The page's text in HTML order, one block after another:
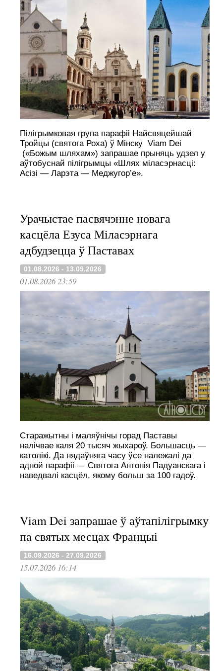
Пілігрымковая група парафіі Найсвяцейшай
Тройцы (святога Роха) ў Мінску Viam Dei
(«Божым шляхам») запрашае прыняць удзел у
аўтобуснай пілігрымцы «Шлях міласэрнасці:
Асізі — Ларэта — Меджугор’е».
Урачыстае пасвячэнне новага
касцёла Езуса Міласэрнага
адбудзецца ў Паставах
01.08.2026 - 13.09.2026
01.08.2026 23:59
Старажытны і маляўнічы горад Паставы
налічвае каля 20 тысяч жыхароў. Большасць —
католікі. Да нядаўняга часу ўсе належалі да
адной парафіі — Святога Антонія Падуанскага і
наведвалі касцёл, якому больш за 100 гадоў.
Viam Dei запрашае ў аўтапілігрымку
па святых месцах Францыі
16.09.2026 - 27.09.2026
15.07.2026 16:14